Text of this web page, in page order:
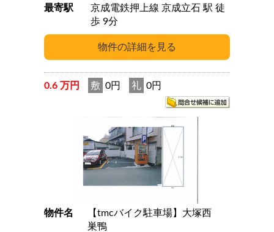
最寄駅
京成電鉄押上線 京成立石 駅 徒
歩 9分
0.6 万円 敷 0円 礼 0円
物件名
【tmcバイク駐車場】大塚西
巣鴨